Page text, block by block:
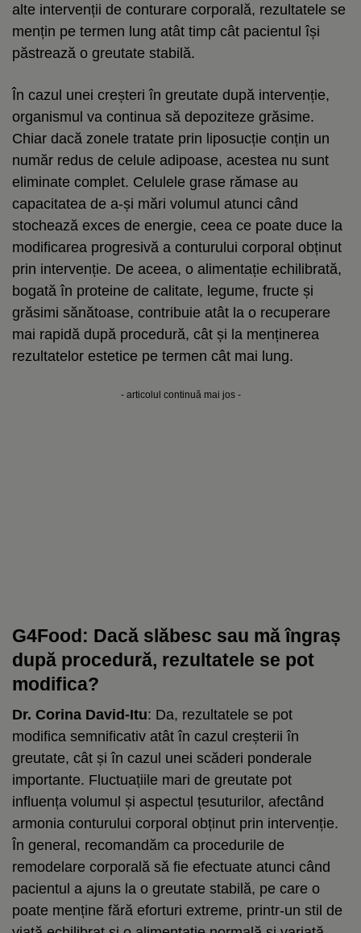
alte intervenții de conturare corporală, rezultatele se
mențin pe termen lung atât timp cât pacientul își
păstrează o greutate stabilă.
În cazul unei creșteri în greutate după intervenție,
organismul va continua să depoziteze grăsime.
Chiar dacă zonele tratate prin liposucție conțin un
număr redus de celule adipoase, acestea nu sunt
eliminate complet. Celulele grase rămase au
capacitatea de a-și mări volumul atunci când
stochează exces de energie, ceea ce poate duce la
modificarea progresivă a conturului corporal obținut
prin intervenție. De aceea, o alimentație echilibrată,
bogată în proteine de calitate, legume, fructe și
grăsimi sănătoase, contribuie atât la o recuperare
mai rapidă după procedură, cât și la menținerea
rezultatelor estetice pe termen cât mai lung.
- articolul continuă mai jos -
G4Food: Dacă slăbesc sau mă îngraș
după procedură, rezultatele se pot
modifica?
Dr. Corina David-Itu: Da, rezultatele se pot
modifica semnificativ atât în cazul creșterii în
greutate, cât și în cazul unei scăderi ponderale
importante. Fluctuațiile mari de greutate pot
influența volumul și aspectul țesuturilor, afectând
armonia conturului corporal obținut prin intervenție.
În general, recomandăm ca procedurile de
remodelare corporală să fie efectuate atunci când
pacientul a ajuns la o greutate stabilă, pe care o
poate menține fără eforturi extreme, printr-un stil de